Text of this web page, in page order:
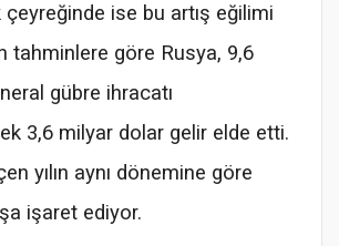
çeyreğinde ise bu artış eğilimi
tahminlere göre Rusya, 9,6
gübre ihracatı
3,6 milyar dolar gelir elde etti.
yılın aynı dönemine göre
işaret ediyor.